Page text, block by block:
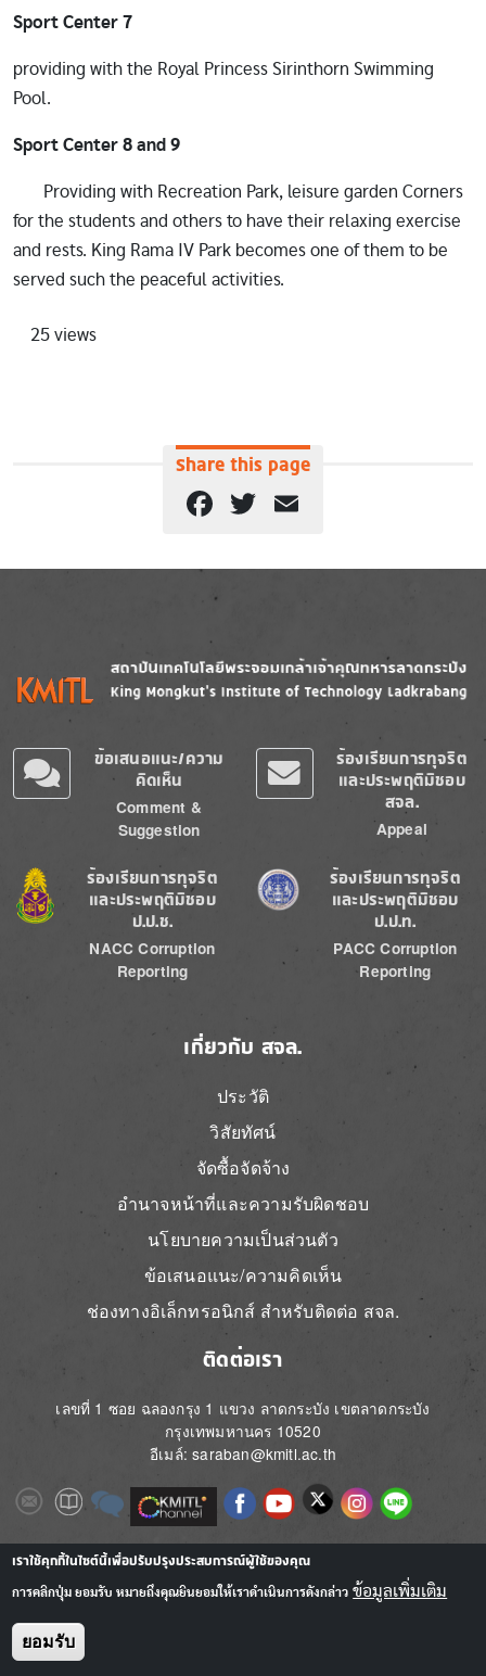
Sport Center 7
providing with the Royal Princess Sirinthorn Swimming
Pool.
Sport Center 8 and 9
Providing with Recreation Park, leisure garden Corners
for the students and others to have their relaxing exercise
and rests. King Rama IV Park becomes one of them to be
served such the peaceful activities.
25 views
Share this page
Facebook
Twitter
Image
ข้อเสนอแนะ/ความ
คิดเห็น
Comment &
Suggestion
ร้องเรียนการทุจริต
และประพฤติมิชอบ
สจล.
Appeal
Image
ร้องเรียนการทุจริต
และประพฤติมิชอบ
ป.ป.ช.
NACC Corruption
Reporting
Image
ร้องเรียนการทุจริต
และประพฤติมิชอบ
ป.ป.ท.
PACC Corruption
Reporting
เกี่ยวกับ สจล.
ประวัติ
วิสัยทัศน์
จัดซื้อจัดจ้าง
อำนาจหน้าที่และความรับผิดชอบ
นโยบายความเป็นส่วนตัว
ข้อเสนอแนะ/ความคิดเห็น
ช่องทางอิเล็กทรอนิกส์ สำหรับติดต่อ สจล.
ติดต่อเรา
เลขที่ 1 ซอย ฉลองกรุง 1 แขวง ลาดกระบัง เขตลาดกระบัง
กรุงเทพมหานคร 10520
อีเมล์: saraban@kmitl.ac.th
ImageImageImage Image ImageImageImageImageImage
Image Image
เราใช้คุกกี้ในไซต์นี้เพื่อปรับปรุงประสบการณ์ผู้ใช้ของคุณ
การคลิกปุ่ม ยอมรับ หมายถึงคุณยินยอมให้เราดำเนินการดังกล่าว ข้อมูลเพิ่มเติม
ยอมรับ